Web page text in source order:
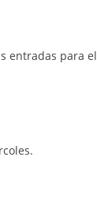
entradas para el